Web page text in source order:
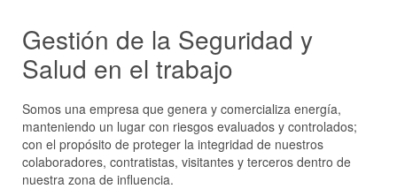
Gestión de la Seguridad y
Salud en el trabajo
Somos una empresa que genera y comercializa energía,
manteniendo un lugar con riesgos evaluados y controlados;
con el propósito de proteger la integridad de nuestros
colaboradores, contratistas, visitantes y terceros dentro de
nuestra zona de influencia.